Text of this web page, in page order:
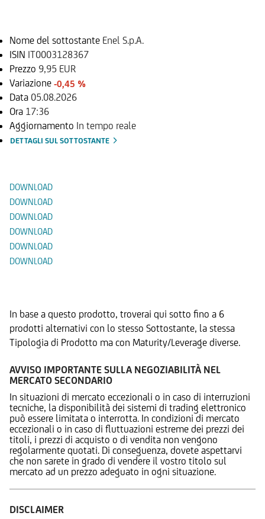
Nome del sottostante Enel S.p.A.
ISIN IT0003128367
Prezzo 9,95 EUR
Variazione -0,45 %
Data 05.08.2026
Ora 17:36
Aggiornamento In tempo reale
DETTAGLI SUL SOTTOSTANTE
DOWNLOAD
DOWNLOAD
DOWNLOAD
DOWNLOAD
DOWNLOAD
DOWNLOAD
In base a questo prodotto, troverai qui sotto fino a 6
prodotti alternativi con lo stesso Sottostante, la stessa
Tipologia di Prodotto ma con Maturity/Leverage diverse.
AVVISO IMPORTANTE SULLA NEGOZIABILITÀ NEL
MERCATO SECONDARIO
In situazioni di mercato eccezionali o in caso di interruzioni
tecniche, la disponibilità dei sistemi di trading elettronico
può essere limitata o interrotta. In condizioni di mercato
eccezionali o in caso di fluttuazioni estreme dei prezzi dei
titoli, i prezzi di acquisto o di vendita non vengono
regolarmente quotati. Di conseguenza, dovete aspettarvi
che non sarete in grado di vendere il vostro titolo sul
mercato ad un prezzo adeguato in ogni situazione.
DISCLAIMER